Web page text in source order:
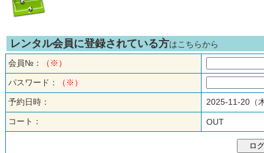
レンタル会員に登録されている方はこちらから
会員№：
（※）
パスワード： （※）
予約日時： 2025-11-20
コート： OUT